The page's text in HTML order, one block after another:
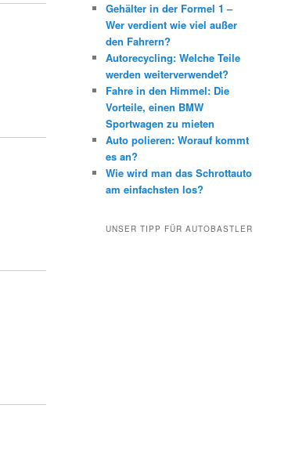
Gehälter in der Formel 1 –
Wer verdient wie viel außer
den Fahrern?
Autorecycling: Welche Teile
werden weiterverwendet?
Fahre in den Himmel: Die
Vorteile, einen BMW
Sportwagen zu mieten
Auto polieren: Worauf kommt
es an?
Wie wird man das Schrottauto
am einfachsten los?
UNSER TIPP FÜR AUTOBASTLER